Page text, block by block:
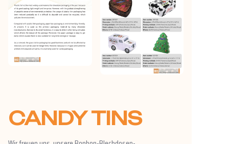
CANDY TINS